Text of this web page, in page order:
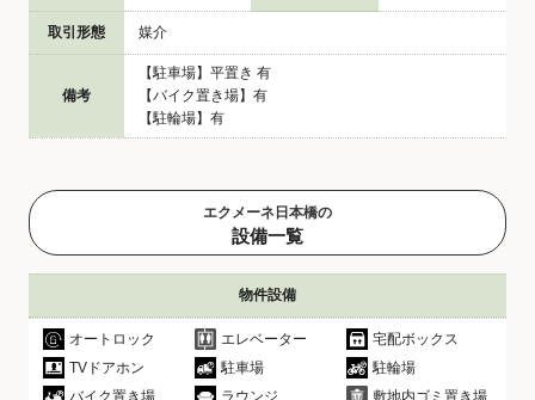
取引形態 媒介
備考
【駐車場】平置き 有
【バイク置き場】有
【駐輪場】有
エクメーネ日本橋の
設備一覧
物件設備
オートロック エレベーター
宅配ボックス
TVドアホン
駐車場
駐輪場
バイク置き場
ラウンジ 敷地内ゴミ置き場